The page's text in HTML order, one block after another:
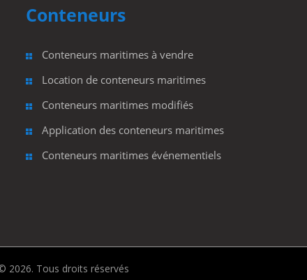
Conteneurs
Conteneurs maritimes à vendre
Location de conteneurs maritimes
Conteneurs maritimes modifiés
Application des conteneurs maritimes
Conteneurs maritimes événementiels
Tous droits réservés